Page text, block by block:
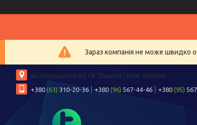
Зараз компанія не може швидко
ул.Закревского,93, ГК "Пивнич", Київ, Україна
+380 (63) 310-20-36 +380 (96) 567-44-46 +380 (95)